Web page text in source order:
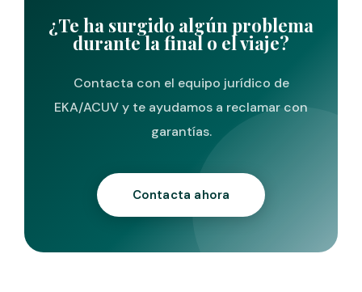
¿Te ha surgido algún problema
durante la final o el viaje?
Contacta con el equipo jurídico de
EKA/ACUV y te ayudamos a reclamar con
garantías.
Contacta ahora